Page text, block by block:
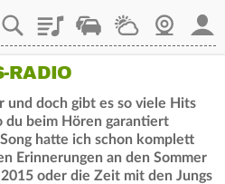
PlaylistStaupilotWetterWebcam
RADIO
und doch gibt es so viele Hits
du beim Hören garantiert
hatte ich schon komplett
Erinnerungen an den Sommer
oder die Zeit mit den Jungs